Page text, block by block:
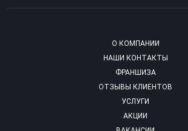
О КОМПАНИИ
НАШИ КОНТАКТЫ
ФРАНШИЗА
ОТЗЫВЫ КЛИЕНТОВ
УСЛУГИ
АКЦИИ